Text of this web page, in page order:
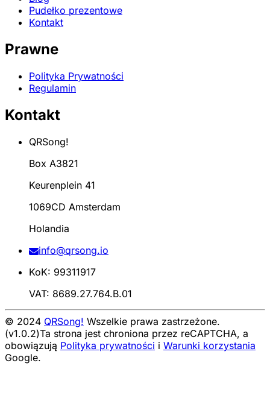
Pudełko prezentowe
Kontakt
Prawne
Polityka Prywatności
Regulamin
Kontakt
QRSong!
Box A3821
Keurenplein 41
1069CD Amsterdam
Holandia
info@qrsong.io
KoK: 99311917
VAT: 8689.27.764.B.01
© 2024 QRSong! Wszelkie prawa zastrzeżone.
(v1.0.2)Ta strona jest chroniona przez reCAPTCHA, a
obowiązują Polityka prywatności i Warunki korzystania
Google.